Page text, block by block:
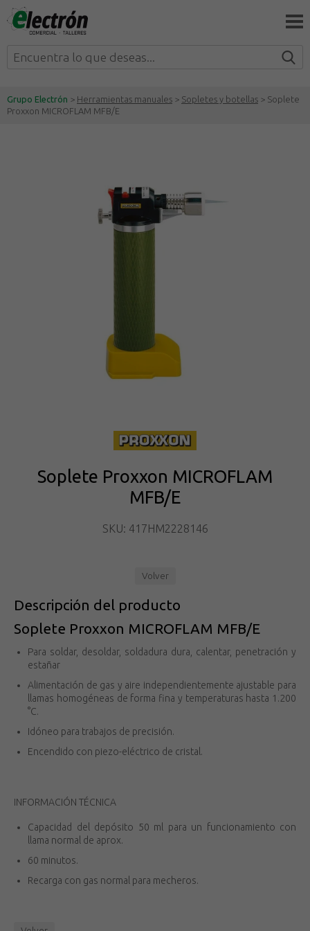
Grupo Electrón > Herramientas manuales > Sopletes y botellas > Soplete
Proxxon MICROFLAM MFB/E
Soplete Proxxon MICROFLAM
MFB/E
SKU: 417HM2228146
Volver
Descripción del producto
Soplete Proxxon MICROFLAM MFB/E
Para soldar, desoldar, soldadura dura, calentar, penetración y
estañar
Alimentación de gas y aire independientemente ajustable para
llamas homogéneas de forma fina y temperaturas hasta 1.200
°C.
Idóneo para trabajos de precisión.
Encendido con piezo-eléctrico de cristal.
INFORMACIÓN TÉCNICA
Capacidad del depósito 50 ml para un funcionamiento con
llama normal de aprox.
60 minutos.
Recarga con gas normal para mecheros.